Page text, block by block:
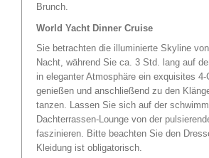
Brunch.
World Yacht Dinner Cruise
Sie betrachten die illuminierte Skyline
Nacht, während Sie ca. 3 Std. lang auf
in eleganter Atmosphäre ein exquisites 4-
genießen und anschließend zu den
tanzen. Lassen Sie sich auf der
Dachterrassen-Lounge von der
faszinieren. Bitte beachten Sie den
Kleidung ist obligatorisch.